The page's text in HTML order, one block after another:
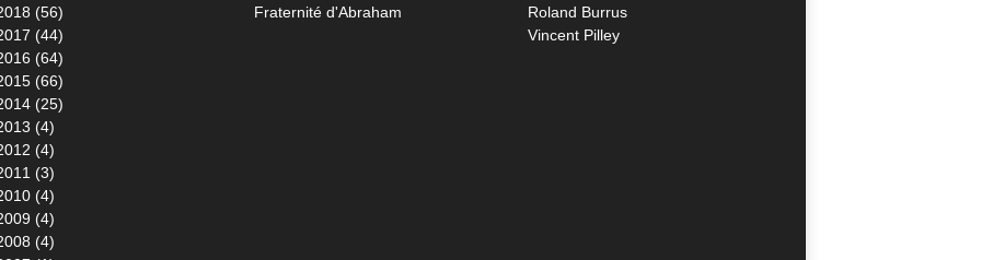
(56)
(44)
(64)
(66)
(25)
(4)
(4)
(3)
(4)
(4)
(4)
Fraternité d'Abraham
Roland Burrus
Vincent Pilley